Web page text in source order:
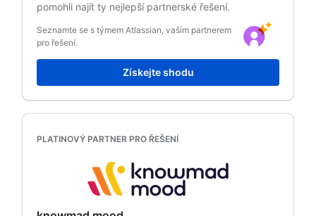
pomohli najít ty nejlepší partnerské řešení.
Seznamte se s týmem Atlassian, vaším partnerem
pro řešení.
Získejte shodu
PLATINOVÝ PARTNER PRO ŘEŠENÍ